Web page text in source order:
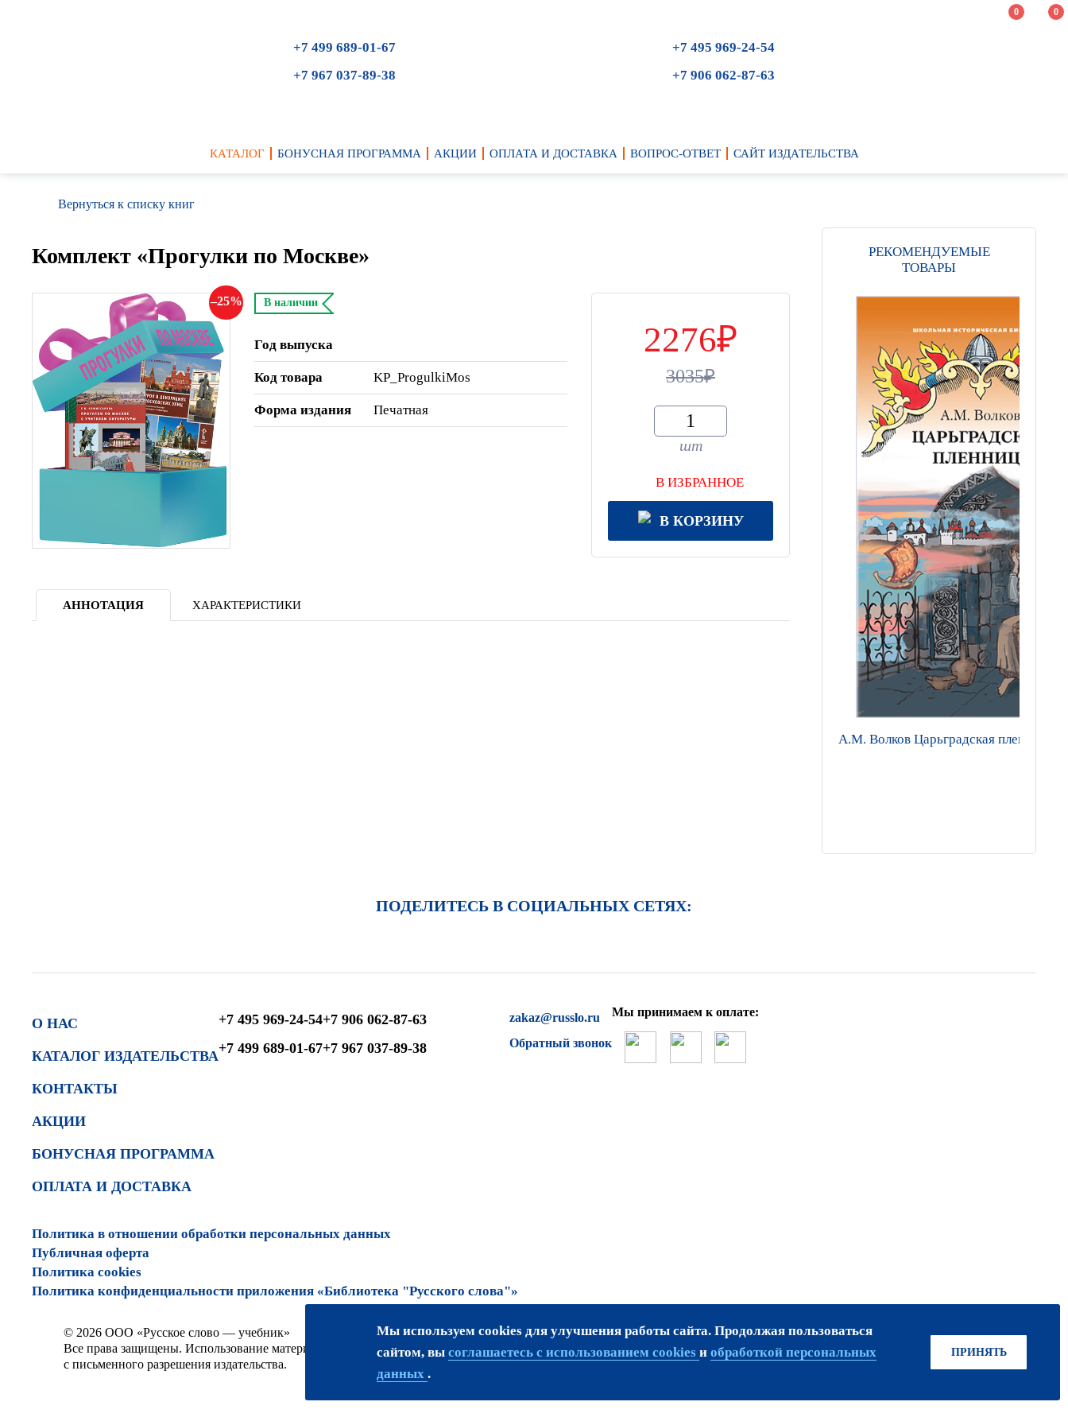
0 0
+7 499 689-01-67
+7 967 037-89-38
+7 495 969-24-54
+7 906 062-87-63
КАТАЛОГ БОНУСНАЯ ПРОГРАММА АКЦИИ ОПЛАТА И ДОСТАВКА ВОПРОС-ОТВЕТ САЙТ ИЗДАТЕЛЬСТВА
Вернуться к списку книг
Комплект «Прогулки по Москве»
25 В наличии
Год выпуска
Код товара KP_ProgulkiMos
Форма издания Печатная
2276
3035
шт
В ИЗБРАННОЕ
В КОРЗИНУ
АННОТАЦИЯ ХАРАКТЕРИСТИКИ
РЕКОМЕНДУЕМЫЕ
ТОВАРЫ
А.М. Волков Царьградская пленница:
ПОДЕЛИТЕСЬ В СОЦИАЛЬНЫХ СЕТЯХ:
О НАС
КАТАЛОГ ИЗДАТЕЛЬСТВА
КОНТАКТЫ
АКЦИИ
БОНУСНАЯ ПРОГРАММА
ОПЛАТА И ДОСТАВКА
+7 495 969-24-54
+7 499 689-01-67
+7 906 062-87-63
+7 967 037-89-38
zakaz@russlo.ru
Обратный звонок
Мы принимаем к оплате:
Политика в отношении обработки персональных данных
Публичная оферта
Политика cookies
Политика конфиденциальности приложения «Библиотека "Русского слова"»
© 2026 ООО «Русское слово — учебник»
Все права защищены. Использование материалов сайта возможно только
с письменного разрешения издательства.
ПРИСОЕДИНЯЙТЕСЬ!
Мы используем cookies для улучшения работы сайта. Продолжая пользоваться
сайтом, вы соглашаетесь с использованием cookies и обработкой персональных
данных .
ПРИНЯТЬ